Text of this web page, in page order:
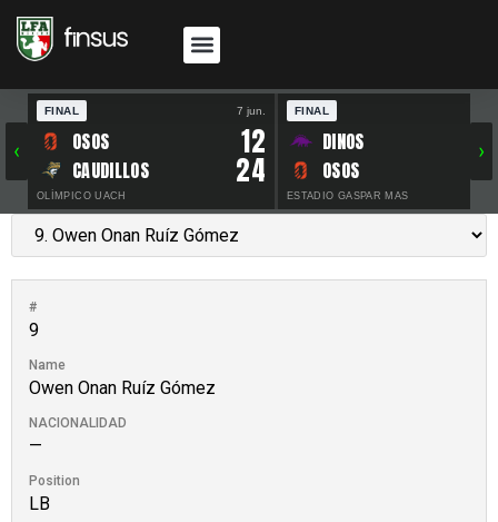
‹
FINAL 7 jun.
OSOS 12
CAUDILLOS 24
OLÍMPICO UACH
FINAL
DINOS
OSOS
ESTADIO GASPAR MAS
›
#
9
Name
Owen Onan Ruíz Gómez
NACIONALIDAD
—
Position
LB